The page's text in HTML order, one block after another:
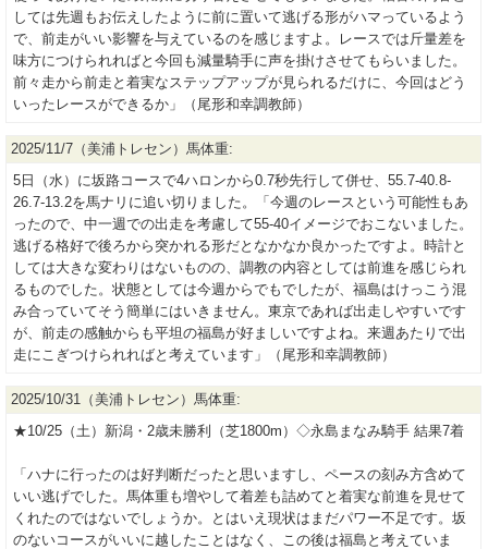
しては先週もお伝えしたように前に置いて逃げる形がハマっているよう
で、前走がいい影響を与えているのを感じますよ。レースでは斤量差を
味方につけられればと今回も減量騎手に声を掛けさせてもらいました。
前々走から前走と着実なステップアップが見られるだけに、今回はどう
いったレースができるか」（尾形和幸調教師）
2025/11/7（美浦トレセン）馬体重:
5日（水）に坂路コースで4ハロンから0.7秒先行して併せ、55.7-40.8-
26.7-13.2を馬ナリに追い切りました。「今週のレースという可能性もあ
ったので、中一週での出走を考慮して55-40イメージでおこないました。
逃げる格好で後ろから突かれる形だとなかなか良かったですよ。時計と
しては大きな変わりはないものの、調教の内容としては前進を感じられ
るものでした。状態としては今週からでもでしたが、福島はけっこう混
み合っていてそう簡単にはいきません。東京であれば出走しやすいです
が、前走の感触からも平坦の福島が好ましいですよね。来週あたりで出
走にこぎつけられればと考えています」（尾形和幸調教師）
2025/10/31（美浦トレセン）馬体重:
★10/25（土）新潟・2歳未勝利（芝1800m）◇永島まなみ騎手 結果7着
「ハナに行ったのは好判断だったと思いますし、ペースの刻み方含めて
いい逃げでした。馬体重も増やして着差も詰めてと着実な前進を見せて
くれたのではないでしょうか。とはいえ現状はまだパワー不足です。坂
のないコースがいいに越したことはなく、この後は福島と考えていま